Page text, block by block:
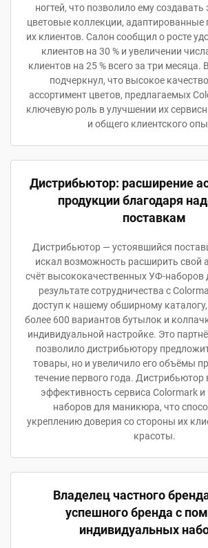
ногтей, что позволило ему
цветовые коллекции, адаптированные
их клиентов. Салон сообщил о росте
клиентов на 30 % и увеличении
клиентов на 25 % всего за три месяца.
подчеркнул, что высокое
ассортимент цветов, предлагаемых
ключевую роль в улучшении их
и общего клиентского
Дистрибьютор: расширение
продукции благодаря
поставкам
Дистрибьютор — устоявшийся
искал возможность расширить свой
счёт высококачественных УФ-
результате сотрудничества с
доступ к нашему обширному
более 600 вариантов бутылок и
индивидуальной настройке. Это
позволило дистрибьютору
товары, но и увеличило его объёмы
течение первого года.
эффективность сервиса Colormark
наборов для маникюра, что
укреплению доверия со стороны их
красоты.
Владелец частного
успешного бренда с
индивидуальных